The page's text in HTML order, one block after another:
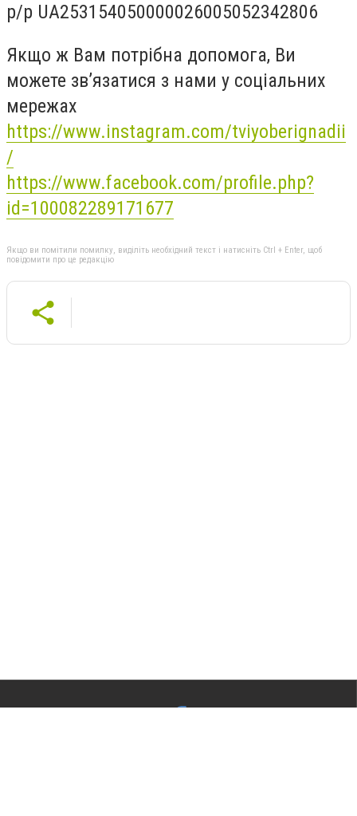
р/р UA253154050000026005052342806
Якщо ж Вам потрібна допомога, Ви
можете зв’язатися з нами у соціальних
мережах
https://www.instagram.com/tviyoberignadii
/
https://www.facebook.com/profile.php?
id=100082289171677
Якщо ви помітили помилку, виділіть необхідний текст і натисніть Ctrl + Enter, щоб
повідомити про це редакцію